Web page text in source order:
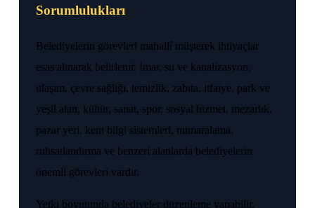
Sorumlulukları
Belediyelerin görevleri mahallî müşterek ihtiyaçlar
esas alınarak belirlenir. İmar, su ve kanalizasyon,
ulaşım, çevre sağlığı, temizlik, zabıta, itfaiye, park ve
yeşil alan, kültür, sanat, spor, sosyal hizmet, mezarlık,
pazar yeri, kent bilgi sistemleri, numaralama,
ruhsatlandırma ve benzeri alanlarda belediyelerin
önemli görevleri vardır.
Yetki boyutunda belediyeler düzenleme yapabilir,